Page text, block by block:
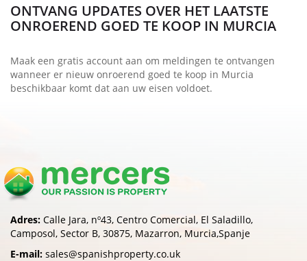
ONTVANG UPDATES OVER HET LAATSTE
ONROEREND GOED TE KOOP IN MURCIA
Maak een gratis account aan om meldingen te ontvangen
wanneer er nieuw onroerend goed te koop in Murcia
beschikbaar komt dat aan uw eisen voldoet.
Adres: Calle Jara, nº43, Centro Comercial, El Saladillo,
Camposol, Sector B, 30875, Mazarron, Murcia,Spanje
E-mail: sales@spanishproperty.co.uk